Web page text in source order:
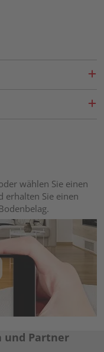
wählen Sie einen
erhalten Sie einen
und Partner